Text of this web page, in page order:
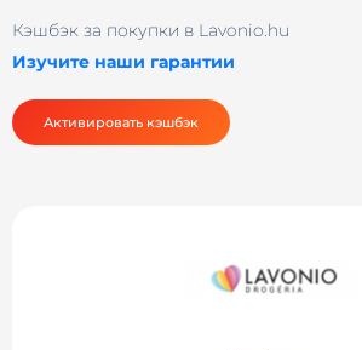
Кэшбэк за покупки в Lavonio.hu
Изучите наши гарантии
Активировать кэшбэк